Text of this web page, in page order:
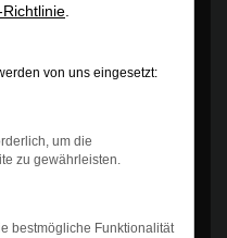
zu laden. Dabei
werden. Wenn Sie damit
von uns eingesetzt:
um die
zu gewährleisten.
bestmögliche Funktionalität